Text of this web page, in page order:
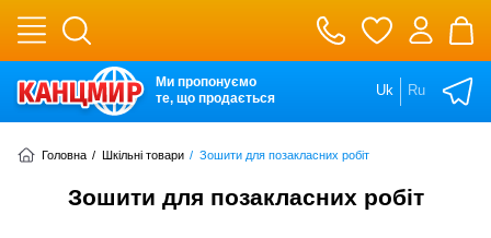
Ми пропонуємо
те, що продається
Uk Ru
Головна / Шкільні товари / Зошити для позакласних робіт
Зошити для позакласних робіт